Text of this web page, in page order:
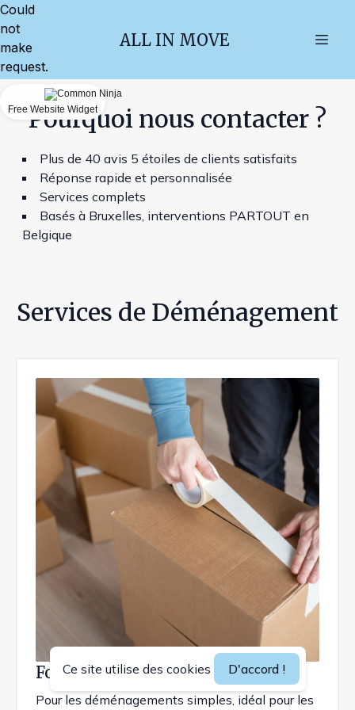
ALL IN MOVE
Pourquoi nous contacter ?
Plus de 40 avis 5 étoiles de clients satisfaits
Réponse rapide et personnalisée
Services complets
Basés à Bruxelles, interventions PARTOUT en
Belgique
Services de Déménagement
Forfait Déménagement Basique
Pour les déménagements simples, idéal pour les
Could
not
make
request.
Free Website Widget
Ce site utilise des cookies D'accord !